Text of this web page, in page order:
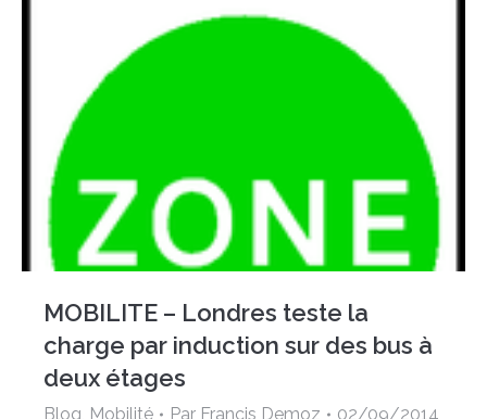
MOBILITE – Londres teste la
charge par induction sur des bus à
deux étages
Blog Mobilité Par Francis Demoz 02/09/2014